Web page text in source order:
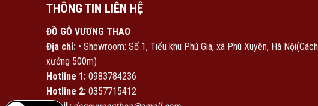
THÔNG TIN LIÊN HỆ
ĐỒ GỖ VƯƠNG THAO
Địa chỉ: • Showroom: Số 1, Tiểu khu Phú Gia, xã Phú Xuyên, Hà Nội(Cách
xưởng 500m)
Hotline 1: 0983784236
Hotline 2: 0357715412